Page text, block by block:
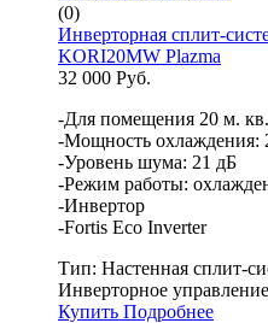
(0)
Инверторная сплит-
KORI20MW Plazma
32 000 Руб.
-Для помещения 20 м. кв.
-Мощность охлаждения:
-Уровень шума: 21 дБ
-Режим работы:
-Инвертор
-Fortis Eco Inverter
Тип: Настенная сплит-
Инверторное
Купить Подробнее